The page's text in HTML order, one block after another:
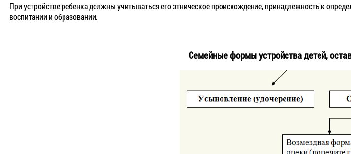
При устройстве ребенка должны учитываться его этническое происхождение, принадлежность к
воспитании и образовании.
Семейные формы устройства детей,